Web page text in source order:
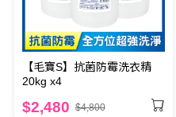
【毛寶S】抗菌防霉洗衣精
20kg x4
$2,480 $4,800